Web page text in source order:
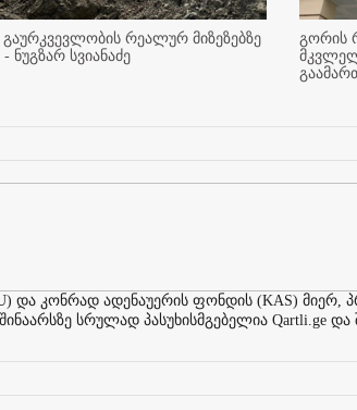
გაურკვევლობის რეალურ მიზეზებზე
ნუგზარ სვიანაძე
გორის
კონრად ადენაუერის ფონდის (KAS) მიერ,
სრულად პასუხისმგებელია Qartli.ge